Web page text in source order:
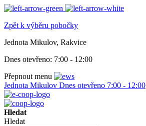
Zpět k výběru pobočky
Jednota Mikulov, Rakvice
Dnes otevřeno: 7:00 - 12:00
Přepnout menu
Jednota Mikulov Dnes otevřeno 7:00 - 12:00
Hledat
Hledat